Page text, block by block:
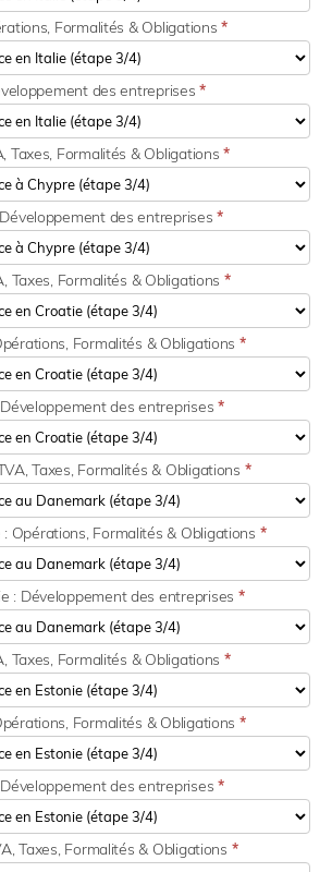
Formalités & Obligations*
des entreprises*
Taxes, Formalités & Obligations*
des entreprises*
Taxes, Formalités & Obligations *
Formalités & Obligations *
des entreprises *
Taxes, Formalités & Obligations *
Opérations, Formalités & Obligations *
: Développement des entreprises *
Taxes, Formalités & Obligations *
Formalités & Obligations *
des entreprises *
Taxes, Formalités & Obligations *